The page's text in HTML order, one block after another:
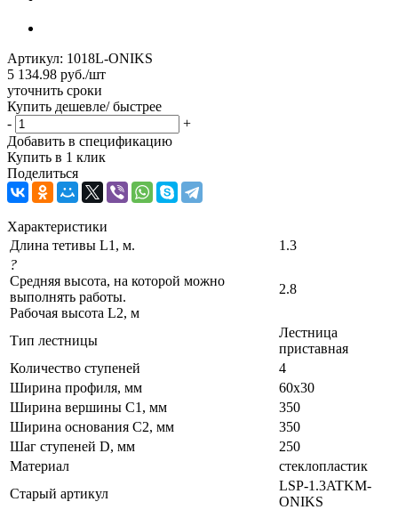
Артикул: 1018L-ONIKS
5 134.98 руб./шт
уточнить сроки
Купить дешевле/ быстрее
-
+
Добавить в спецификацию
Купить в 1 клик
Поделиться
Характеристики
Длина тетивы L1, м.
1.3
?
Средняя высота, на которой можно
выполнять работы.
Рабочая высота L2, м
2.8
Тип лестницы
Лестница
приставная
Количество ступеней
4
Ширина профиля, мм
60х30
Ширина вершины С1, мм
350
Ширина основания C2, мм
350
Шаг ступеней D, мм
250
Материал
стеклопластик
Старый артикул
LSP-1.3ATKM-
ONIKS